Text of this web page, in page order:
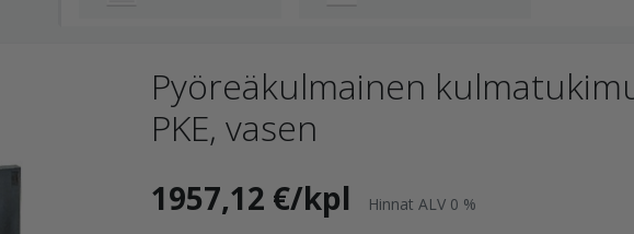
Pyöreäkulmainen
PKE, vasen
1957,12 €/kpl Hinnat ALV 0 %